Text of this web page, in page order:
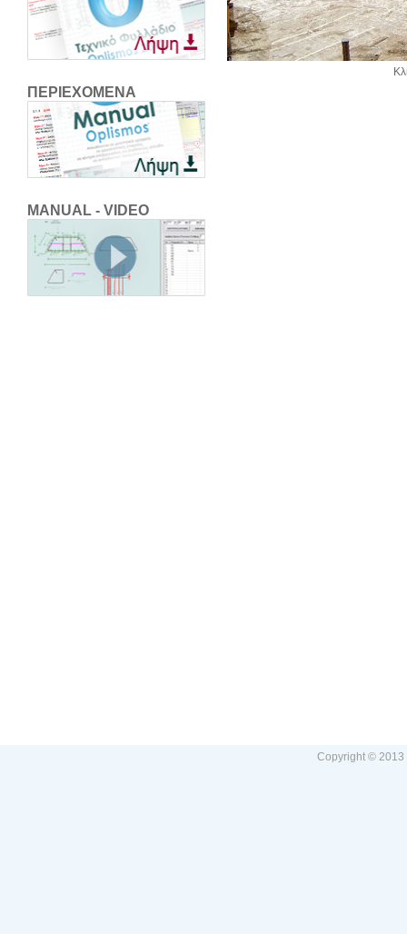
ΠΕΡΙΕΧΟΜΕΝΑ
MANUAL - VIDEO
Copyright © 2013